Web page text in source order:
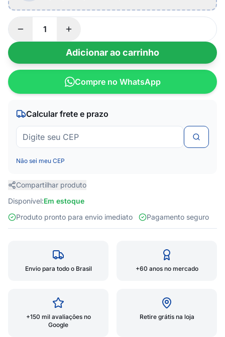
Adicionar ao carrinho
Compre no WhatsApp
Calcular frete e prazo
Não sei meu CEP
Compartilhar produto
Disponível:Em estoque
Produto pronto para envio imediato
Pagamento seguro
Envio para todo o Brasil +60 anos no mercado
+150 mil avaliações no
Google
Retire grátis na loja